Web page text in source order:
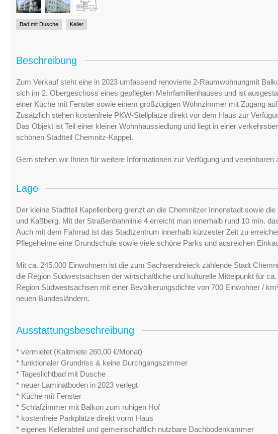
Bad mit Dusche Keller
Beschreibung
Zum Verkauf steht eine in 2023 umfassend renovierte 2-Raumwohnungmit
sich im 2. Obergeschoss eines gepflegten Mehrfamilienhauses und ist
einer Küche mit Fenster sowie einem großzügigen Wohnzimmer mit Zugang
Zusätzlich stehen kostenfreie PKW-Stellplätze direkt vor dem Haus zur
Das Objekt ist Teil einer kleiner Wohnhaussiedlung und liegt in einer
schönen Stadtteil Chemnitz-Kappel.
Gern stehen wir Ihnen für weitere Informationen zur Verfügung und
Lage
Der kleine Stadtteil Kapellenberg grenzt an die Chemnitzer Innenstadt sowie
und Kaßberg. Mit der Straßenbahnlinie 4 erreicht man innerhalb rund 10 min.
Auch mit dem Fahrrad ist das Stadtzentrum innerhalb kürzester Zeit zu
Pflegeheime eine Grundschule sowie viele schöne Parks und ausreichen
Mit ca. 245.000 Einwohnern ist die zum Sachsendreieck zählende Stadt
die Region Südwestsachsen der wirtschaftliche und kulturelle Mittelpunkt für
Region Südwestsachsen mit einer Bevölkerungsdichte von 700 Einwohner /
neuen Bundesländern.
Ausstattungsbeschreibung
* vermietet (Kaltmiete 260,00 €/Monat)
* funktionaler Grundriss & keine Durchgangszimmer
* Tageslichtbad mit Dusche
* neuer Laminatboden in 2023 verlegt
* Küche mit Fenster
* Schlafzimmer mit Balkon zum ruhigen Hof
* kostenfreie Parkplätze direkt vorm Haus
* eigenes Kellerabteil und gemeinschaftlich nutzbare Dachbodenkammer